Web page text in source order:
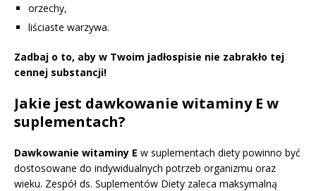
orzechy,
liściaste warzywa.
Zadbaj o to, aby w Twoim jadłospisie nie zabrakło tej
cennej substancji!
Jakie jest dawkowanie witaminy E w
suplementach?
Dawkowanie witaminy E w suplementach diety powinno być
dostosowane do indywidualnych potrzeb organizmu oraz
wieku. Zespół ds. Suplementów Diety zaleca maksymalną